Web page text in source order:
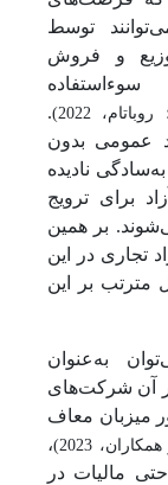
توسط
و فروش
روباتام، 2022)
.
عمومی بدون
نادیده
برای ترویج
بر همین
تجاری در این
مترتب بر این
به‌عنوان
آن شرکت‌های
میزبان معاف
،
مالیات در